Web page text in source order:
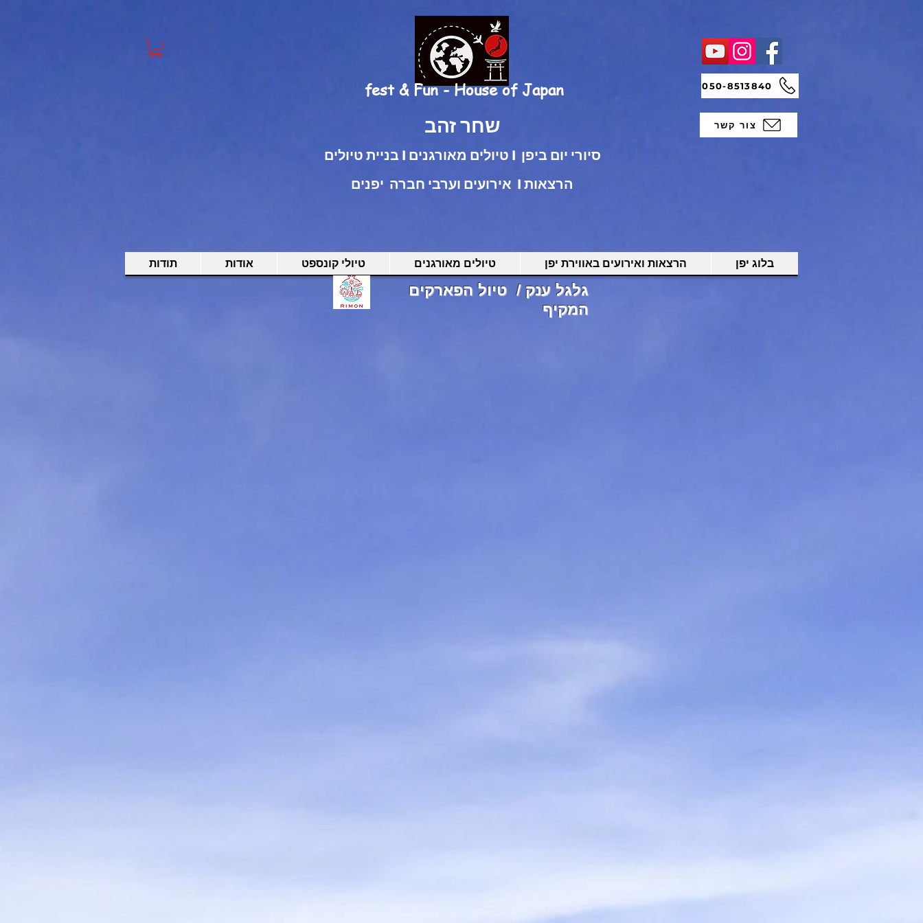
fest & Fun - House of Japan
בניית טיולים I טיולים מאורגנים I סיורי יום ביפן
אירועים וערבי חברה יפנים I הרצאות
050-8513840
צור קשר
בלוג יפן הרצאות ואירועים באווירת יפן טיולים מאורגנים טיולי קונספט אודות תודות
גלגל ענק / טיול הפארקים
המקיף